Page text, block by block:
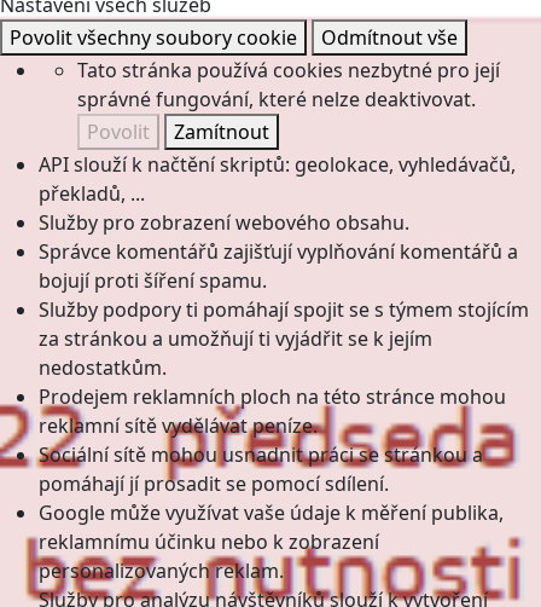
Povolit všechny soubory cookie
Odmítnout vše
Tato stránka používá cookies nezbytné pro její
správné fungování, které nelze deaktivovat.
Povolit
Zamítnout
API slouží k načtění skriptů: geolokace, vyhledávačů,
překladů, ...
Služby pro zobrazení webového obsahu.
Správce komentářů zajišťují vyplňování komentářů a
bojují proti šíření spamu.
Služby podpory ti pomáhají spojit se s týmem stojícím
za stránkou a umožňují ti vyjádřit se k jejím
nedostatkům.
Prodejem reklamních ploch na této stránce mohou
reklamní sítě vydělávat peníze.
Sociální sítě mohou usnadnit práci se stránkou a
pomáhají jí prosadit se pomocí sdílení.
Google může využívat vaše údaje k měření publika,
reklamnímu účinku nebo k zobrazení
personalizovaných reklam.
Služby pro analýzu návštěvníků slouží k vytvoření